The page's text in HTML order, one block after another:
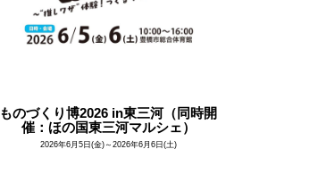
ものづくり博2026 in東三河（同時開
催：ほの国東三河マルシェ）
2026年6月5日(金)～2026年6月6日(土)